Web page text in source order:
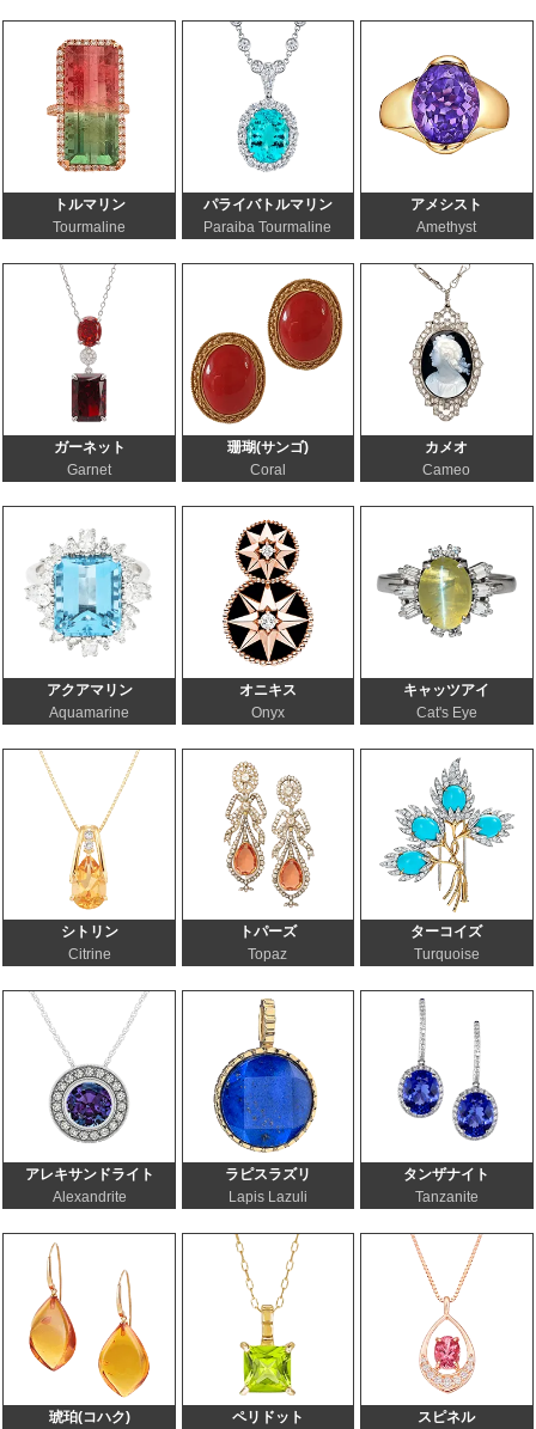
トルマリン
Tourmaline
パライバトルマリン
Paraiba Tourmaline
アメシスト
Amethyst
ガーネット
Garnet
珊瑚(サンゴ)
Coral
カメオ
Cameo
アクアマリン
Aquamarine
オニキス
Onyx
キャッツアイ
Cat's Eye
シトリン
Citrine
トパーズ
Topaz
ターコイズ
Turquoise
アレキサンドライト
Alexandrite
ラピスラズリ
Lapis Lazuli
タンザナイト
Tanzanite
琥珀(コハク)
ペリドット
スピネル